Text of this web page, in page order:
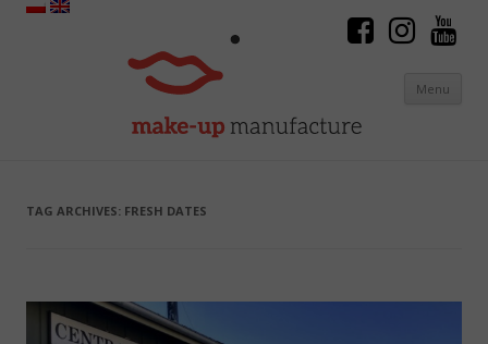
Menu
TAG ARCHIVES: FRESH DATES